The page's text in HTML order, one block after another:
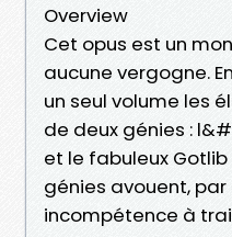
Overview
Cet opus est un
aucune vergogne.
un seul volume les
de deux génies :
et le fabuleux
génies avouent,
incompétence à